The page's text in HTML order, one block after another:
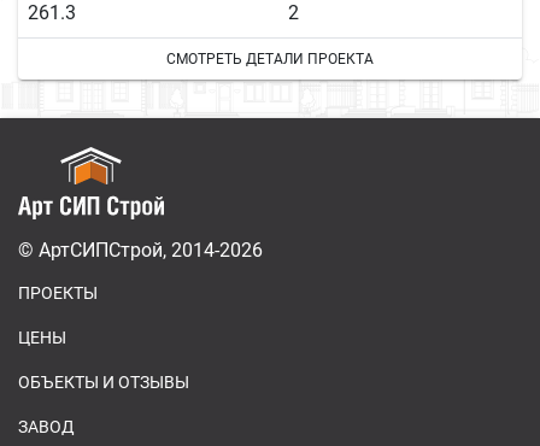
261.3 2
СМОТРЕТЬ ДЕТАЛИ ПРОЕКТА
© АртСИПСтрой, 2014-2026
ПРОЕКТЫ
ЦЕНЫ
ОБЪЕКТЫ И ОТЗЫВЫ
ЗАВОД